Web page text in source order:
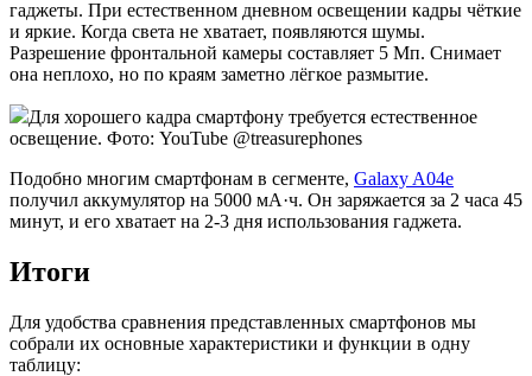
гаджеты. При естественном дневном освещении кадры чёткие
и яркие. Когда света не хватает, появляются шумы.
Разрешение фронтальной камеры составляет 5 Мп. Снимает
она неплохо, но по краям заметно лёгкое размытие.
Для хорошего кадра смартфону требуется естественное
освещение. Фото: YouTube @treasurephones
Подобно многим смартфонам в сегменте, Galaxy A04e
получил аккумулятор на 5000 мА·ч. Он заряжается за 2 часа 45
минут, и его хватает на 2-3 дня использования гаджета.
Итоги
Для удобства сравнения представленных смартфонов мы
собрали их основные характеристики и функции в одну
таблицу: